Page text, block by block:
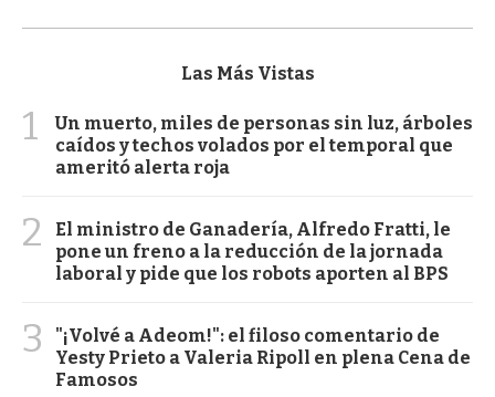
Las Más Vistas
1
Un muerto, miles de personas sin luz, árboles
caídos y techos volados por el temporal que
ameritó alerta roja
2
El ministro de Ganadería, Alfredo Fratti, le
pone un freno a la reducción de la jornada
laboral y pide que los robots aporten al BPS
3
"¡Volvé a Adeom!": el filoso comentario de
Yesty Prieto a Valeria Ripoll en plena Cena de
Famosos